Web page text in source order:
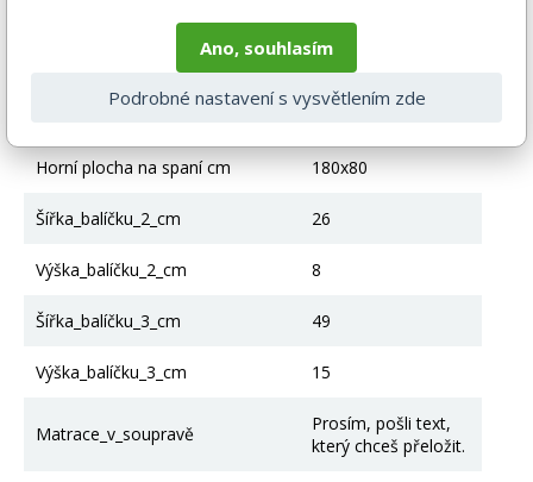
Kontejner na lůžkoviny
Horní plocha na spaní cm 180x80
Šířka_balíčku_2_cm 26
Výška_balíčku_2_cm 8
Šířka_balíčku_3_cm 49
Výška_balíčku_3_cm 15
Matrace_v_soupravě
Prosím, pošli text,
který chceš přeložit.
Ano, souhlasím
Podrobné nastavení s vysvětlením zde